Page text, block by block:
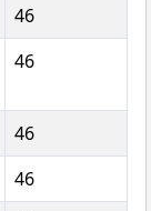
46
46
46
46